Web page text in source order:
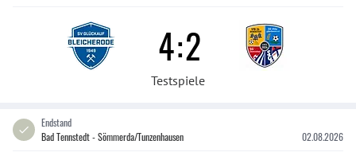
4:2
Testspiele
Endstand
Bad Tennstedt - Sömmerda/Tunzenhausen
02.08.2026